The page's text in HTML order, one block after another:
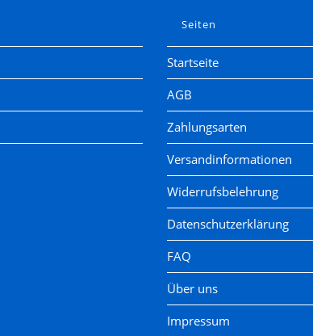
Seiten
Startseite
AGB
Zahlungsarten
Versandinformationen
Widerrufsbelehrung
Datenschutzerklärung
FAQ
Über uns
Impressum